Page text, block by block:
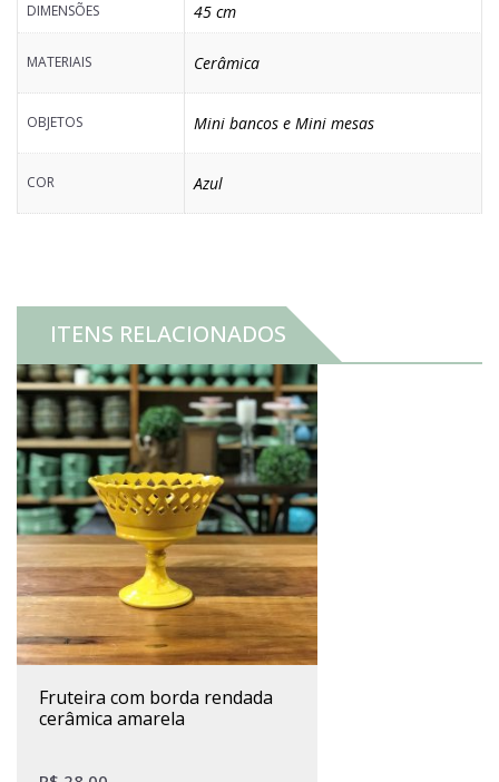
DIMENSÕES 45 cm
MATERIAIS Cerâmica
OBJETOS Mini bancos e Mini mesas
COR Azul
ITENS RELACIONADOS
fruteira com borda rendada
cerâmica amarela